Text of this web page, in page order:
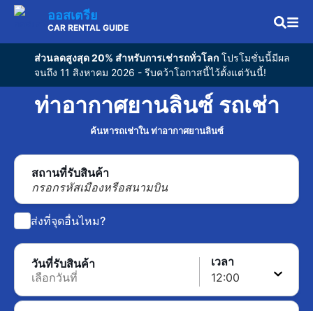
ออสเตรีย
CAR RENTAL GUIDE
ส่วนลดสูงสุด 20% สำหรับการเช่ารถทั่วโลก โปรโมชั่นนี้มีผล
จนถึง 11 สิงหาคม 2026 - รีบคว้าโอกาสนี้ไว้ตั้งแต่วันนี้!
ท่าอากาศยานลินซ์ รถเช่า
ค้นหารถเช่าใน ท่าอากาศยานลินซ์
สถานที่รับสินค้า
กรอกรหัสเมืองหรือสนามบิน
ส่งที่จุดอื่นไหม?
วันที่รับสินค้า เวลา